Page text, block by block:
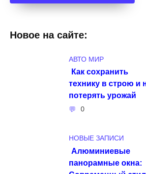
Новое на сайте:
АВТО МИР
Как сохранить
технику в строю и
потерять урожай
0
НОВЫЕ ЗАПИСИ
Алюминиевые
панорамные окна: